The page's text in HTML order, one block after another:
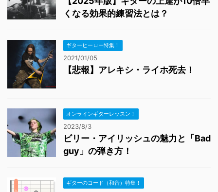
くなる効果的練習法とは？
ギターヒーロー特集！
2021/01/05
【悲報】アレキシ・ライホ死去！
オンラインギターレッスン！
2023/8/3
ビリー・アイリッシュの魅力と「Bad
guy」の弾き方！
ギターのコード（和音）特集！